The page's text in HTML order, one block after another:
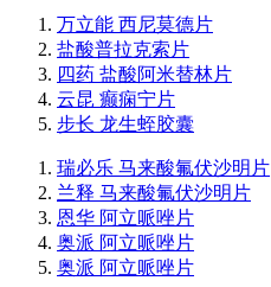
万立能 西尼莫德片
盐酸普拉克索片
四药 盐酸阿米替林片
云昆 癫痫宁片
步长 龙生蛭胶囊
瑞必乐 马来酸氟伏沙明片
兰释 马来酸氟伏沙明片
恩华 阿立哌唑片
奥派 阿立哌唑片
奥派 阿立哌唑片